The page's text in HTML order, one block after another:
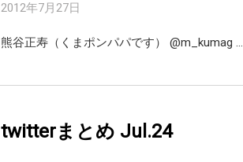
2012年7月27日
熊谷正寿（くまポンパパです） ‏@m_kumag …
twitterまとめ Jul.24